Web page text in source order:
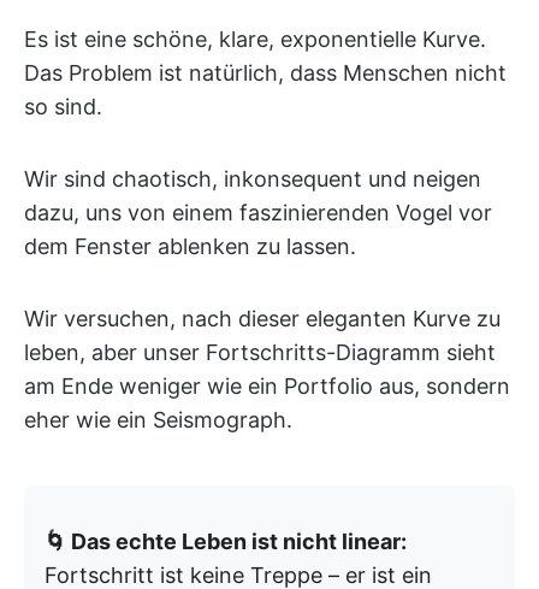
Es ist eine schöne, klare, exponentielle Kurve.
Das Problem ist natürlich, dass Menschen nicht
so sind.
Wir sind chaotisch, inkonsequent und neigen
dazu, uns von einem faszinierenden Vogel vor
dem Fenster ablenken zu lassen.
Wir versuchen, nach dieser eleganten Kurve zu
leben, aber unser Fortschritts-Diagramm sieht
am Ende weniger wie ein Portfolio aus, sondern
eher wie ein Seismograph.
🌀 Das echte Leben ist nicht linear:
Fortschritt ist keine Treppe – er ist ein